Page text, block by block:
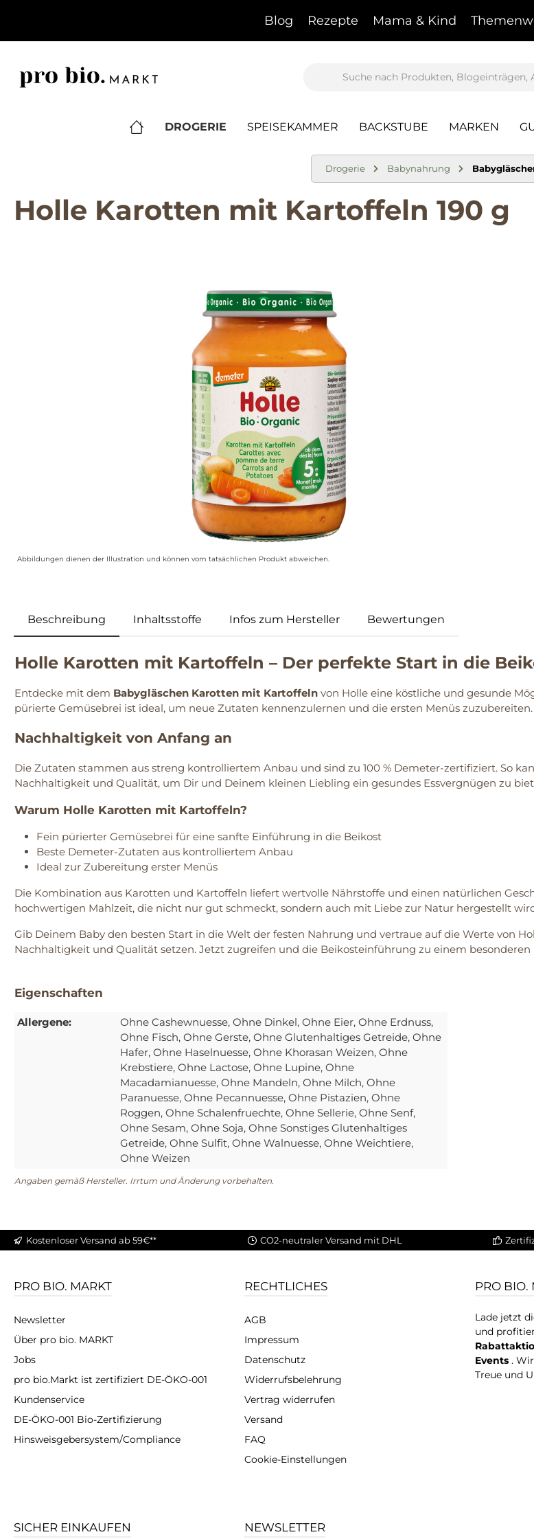
Blog Rezepte Mama & Kind
DROGERIE SPEISEKAMMER BACKSTUBE MARKEN
Drogerie Babynahrung
Holle Karotten mit Kartoffeln 190 g
Abbildungen dienen der Illustration und können vom tatsächlichen Produkt abweichen.
Beschreibung Inhaltsstoffe Infos zum Hersteller Bewertungen
Holle Karotten mit Kartoffeln – Der perfekte Start in die
Entdecke mit dem Babygläschen Karotten mit Kartoffeln von Holle eine köstliche und gesunde
pürierte Gemüsebrei ist ideal, um neue Zutaten kennenzulernen und die ersten Menüs zuzubereiten.
Nachhaltigkeit von Anfang an
Die Zutaten stammen aus streng kontrolliertem Anbau und sind zu 100 % Demeter-zertifiziert. So
Nachhaltigkeit und Qualität, um Dir und Deinem kleinen Liebling ein gesundes Essvergnügen zu
Warum Holle Karotten mit Kartoffeln?
Fein pürierter Gemüsebrei für eine sanfte Einführung in die Beikost
Beste Demeter-Zutaten aus kontrolliertem Anbau
Ideal zur Zubereitung erster Menüs
Die Kombination aus Karotten und Kartoffeln liefert wertvolle Nährstoffe und einen natürlichen
hochwertigen Mahlzeit, die nicht nur gut schmeckt, sondern auch mit Liebe zur Natur hergestellt
Gib Deinem Baby den besten Start in die Welt der festen Nahrung und vertraue auf die Werte von
Nachhaltigkeit und Qualität setzen. Jetzt zugreifen und die Beikosteinführung zu einem besonderen
Eigenschaften
Allergene: Ohne Cashewnuesse, Ohne Dinkel, Ohne Eier, Ohne Erdnuss,
Ohne Fisch, Ohne Gerste, Ohne Glutenhaltiges Getreide, Ohne
Hafer, Ohne Haselnuesse, Ohne Khorasan Weizen, Ohne
Krebstiere, Ohne Lactose, Ohne Lupine, Ohne
Macadamianuesse, Ohne Mandeln, Ohne Milch, Ohne
Paranuesse, Ohne Pecannuesse, Ohne Pistazien, Ohne
Roggen, Ohne Schalenfruechte, Ohne Sellerie, Ohne Senf,
Ohne Sesam, Ohne Soja, Ohne Sonstiges Glutenhaltiges
Getreide, Ohne Sulfit, Ohne Walnuesse, Ohne Weichtiere,
Ohne Weizen
Angaben gemäß Hersteller. Irrtum und Änderung vorbehalten.
Kostenloser Versand ab 59€** CO2-neutraler Versand mit DHL
PRO BIO. MARKT
Newsletter
Über pro bio. MARKT
Jobs
pro bio.Markt ist zertifiziert DE-ÖKO-001
Kundenservice
DE-ÖKO-001 Bio-Zertifizierung
Hinsweisgebersystem/Compliance
RECHTLICHES
AGB
Impressum
Datenschutz
Widerrufsbelehrung
Vertrag widerrufen
Versand
FAQ
Cookie-Einstellungen
PRO BIO.
Lade jetzt
und
Events .
Treue und
SICHER EINKAUFEN NEWSLETTER